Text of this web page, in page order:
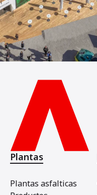
Plantas
Plantas asfalticas